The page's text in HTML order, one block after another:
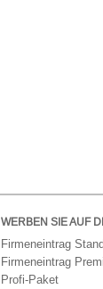
WERBEN SIE AUF
Firmeneintrag
Firmeneintrag
Profi-Paket